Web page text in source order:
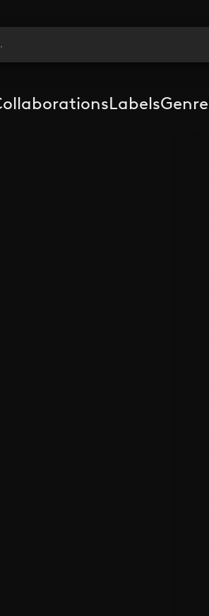
LabelsGenre